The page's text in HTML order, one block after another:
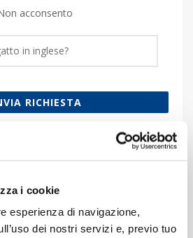
i cookie
esperienza di navigazione,
dei nostri servizi e, previo tuo
acconsento
RICHIESTA
MANAGER FORMAZIONE E COMPLIANCE